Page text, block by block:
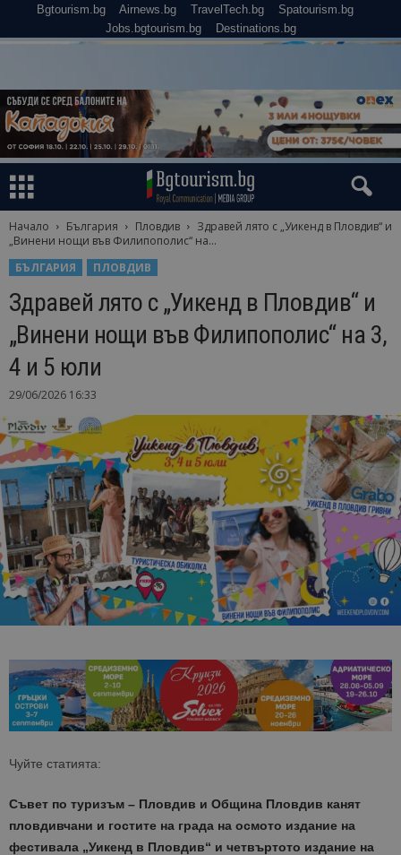
Bgtourism.bg Airnews.bg TravelTech.bg
Spatourism.bg
Jobs.bgtourism.bg
Destinations.bg
Начало България Пловдив
Здравей лято с „Уикенд в Пловдив“ и
„Винени нощи във Филипополис“ на...
БЪЛГАРИЯ
ПЛОВДИВ
Здравей лято с „Уикенд в Пловдив“ и
„Винени нощи във Филипополис“ на 3,
4 и 5 юли
29/06/2026 16:33
Чуйте статията:
Съвет по туризъм – Пловдив и Община Пловдив канят
пловдивчани и гостите на града на осмото издание на
фестивала „Уикенд в Пловдив“ и четвъртото издание на